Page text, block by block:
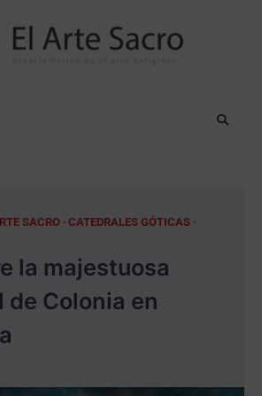
SACRO CATEDRALES GÓTICAS
la majestuosa
de Colonia en